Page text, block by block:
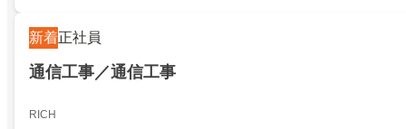
新着正社員
通信工事／通信工事
RICH